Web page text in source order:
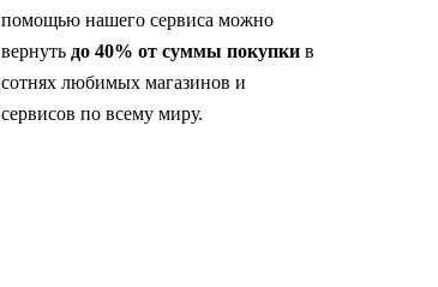
помощью нашего сервиса можно
вернуть до 40% от суммы покупкив
сотнях любимых магазинов и
сервисов по всему миру.